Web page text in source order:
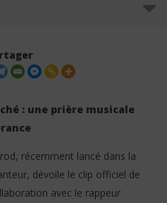
: une prière musicale
récemment lancé dans la
dévoile le clip officiel de
avec le rappeur